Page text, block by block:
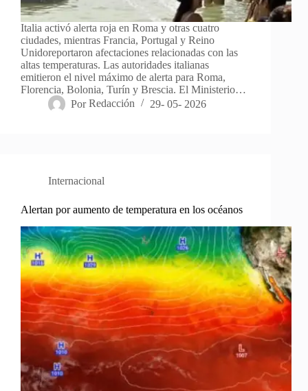
Italia activó alerta roja en Roma y otras cuatro
ciudades, mientras Francia, Portugal y Reino
Unidoreportaron afectaciones relacionadas con las
altas temperaturas. Las autoridades italianas
emitieron el nivel máximo de alerta para Roma,
Florencia, Bolonia, Turín y Brescia. El Ministerio…
Por Redacción 29- 05- 2026
Internacional
Alertan por aumento de temperatura en los océanos